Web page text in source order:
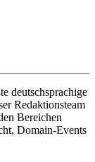
deutschsprachige
Redaktionsteam
Bereichen
Domain-Events